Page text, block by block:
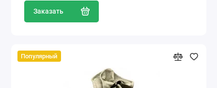
Заказать
Популярный